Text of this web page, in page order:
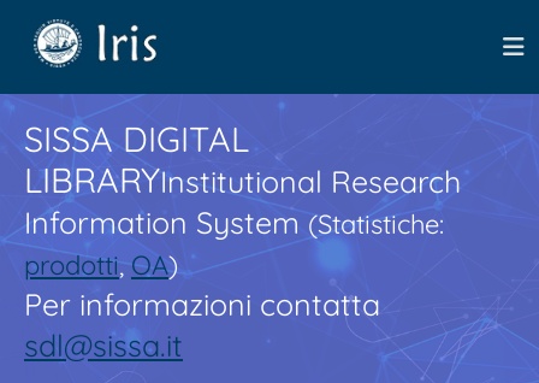
SISSA DIGITAL
LIBRARYInstitutional Research
Information System(Statistiche:
prodotti,OA)
Per informazioni contatta
sdl@sissa.it